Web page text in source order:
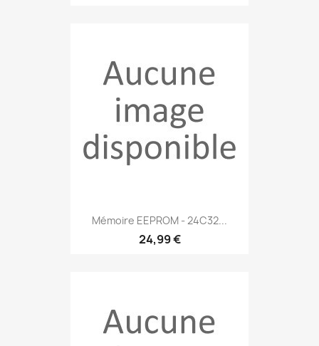
Mémoire EEPROM - 24C32...
24,99 €